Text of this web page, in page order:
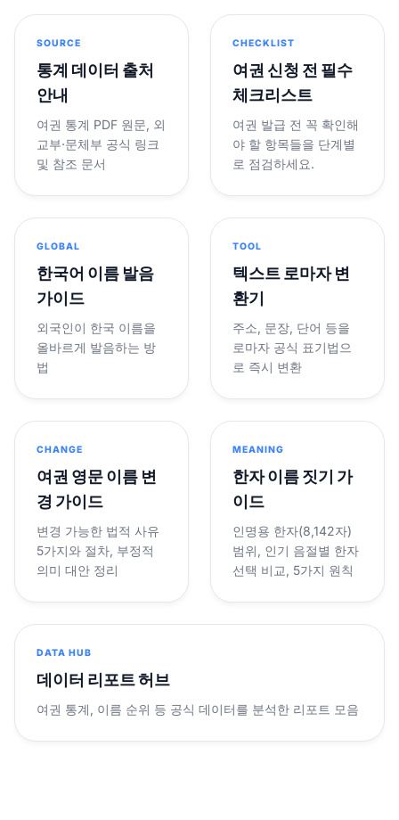
SOURCE
통계 데이터 출처
안내
여권 통계 PDF 원문, 외
교부·문체부 공식 링크
및 참조 문서
CHECKLIST
여권 신청 전 필수
체크리스트
여권 발급 전 꼭 확인해
야 할 항목들을 단계별
로 점검하세요.
GLOBAL
한국어 이름 발음
가이드
외국인이 한국 이름을
올바르게 발음하는 방
법
TOOL
텍스트 로마자 변
환기
주소, 문장, 단어 등을
로마자 공식 표기법으
로 즉시 변환
CHANGE
여권 영문 이름 변
경 가이드
변경 가능한 법적 사유
5가지와 절차, 부정적
의미 대안 정리
MEANING
한자 이름 짓기 가
이드
인명용 한자(8,142자)
범위, 인기 음절별 한자
선택 비교, 5가지 원칙
DATA HUB
데이터 리포트 허브
여권 통계, 이름 순위 등 공식 데이터를 분석한 리포트 모음